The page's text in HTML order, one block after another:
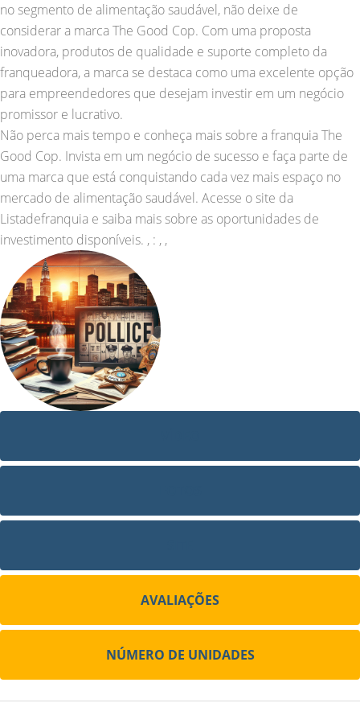
no segmento de alimentação saudável, não deixe de
considerar a marca The Good Cop. Com uma proposta
inovadora, produtos de qualidade e suporte completo da
franqueadora, a marca se destaca como uma excelente opção
para empreendedores que desejam investir em um negócio
promissor e lucrativo.
Não perca mais tempo e conheça mais sobre a franquia The
Good Cop. Invista em um negócio de sucesso e faça parte de
uma marca que está conquistando cada vez mais espaço no
mercado de alimentação saudável. Acesse o site da
Listadefranquia e saiba mais sobre as oportunidades de
investimento disponíveis. , : , ,
AVALIAÇÕES
NÚMERO DE UNIDADES